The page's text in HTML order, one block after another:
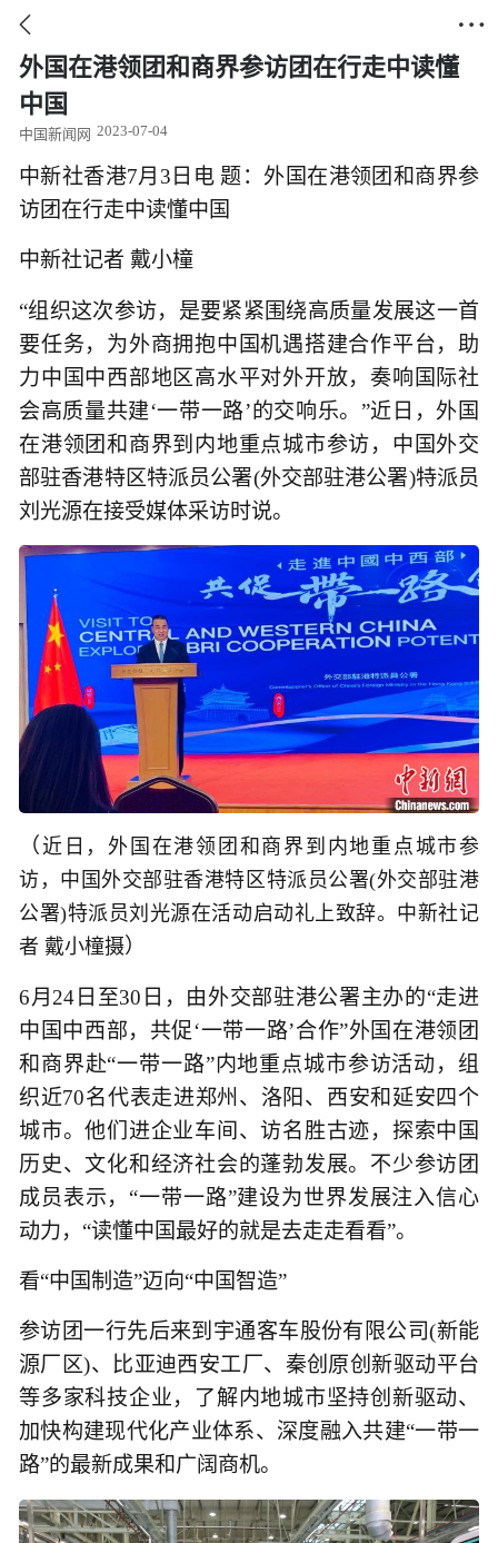
 
外国在港领团和商界参访团在行走中读懂
中国
中国新闻网 2023-07-04
中新社香港7月3日电 题：外国在港领团和商界参
访团在行走中读懂中国
中新社记者 戴小橦
“组织这次参访，是要紧紧围绕高质量发展这一首
要任务，为外商拥抱中国机遇搭建合作平台，助
力中国中西部地区高水平对外开放，奏响国际社
会高质量共建‘一带一路’的交响乐。”近日，外国
在港领团和商界到内地重点城市参访，中国外交
部驻香港特区特派员公署(外交部驻港公署)特派员
刘光源在接受媒体采访时说。
（ 近日，外国在港领团和商界到内地重点城市参
访，中国外交部驻香港特区特派员公署(外交部驻港
公署)特派员刘光源在活动启动礼上致辞。中新社记
者 戴小橦摄）
6月24日至30日，由外交部驻港公署主办的“走进
中国中西部，共促‘一带一路’合作”外国在港领团
和商界赴“一带一路”内地重点城市参访活动，组
织近70名代表走进郑州、洛阳、西安和延安四个
城市。他们进企业车间、访名胜古迹，探索中国
历史、文化和经济社会的蓬勃发展。不少参访团
成员表示，“一带一路”建设为世界发展注入信心
动力，“读懂中国最好的就是去走走看看”。
看“中国制造”迈向“中国智造”
参访团一行先后来到宇通客车股份有限公司(新能
源厂区)、比亚迪西安工厂、秦创原创新驱动平台
等多家科技企业，了解内地城市坚持创新驱动、
加快构建现代化产业体系、深度融入共建“一带一
路”的最新成果和广阔商机。